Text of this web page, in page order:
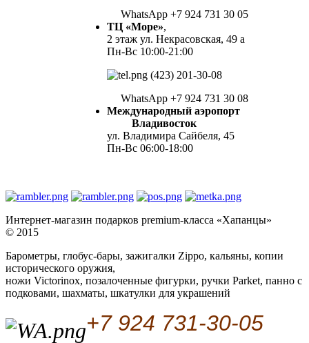
WhatsApp +7 924 731 30 05
ТЦ «Море»,
2 этаж ул. Некрасовская, 49 а
Пн-Вс 10:00-21:00
(423) 201-30-08
WhatsApp +7 924 731 30 08
Международный аэропорт
Владивосток
ул. Владимира Сайбеля, 45
Пн-Вс 06:00-18:00
Интернет-магазин подарков premium-класса «Хапанцы»
© 2015
Барометры, глобус-бары, зажигалки Zippo, кальяны, копии
исторического оружия,
ножи Victorinox, позалоченные фигурки, ручки Parket, панно с
подковами, шахматы, шкатулки для украшений
+7 924 731-30-05